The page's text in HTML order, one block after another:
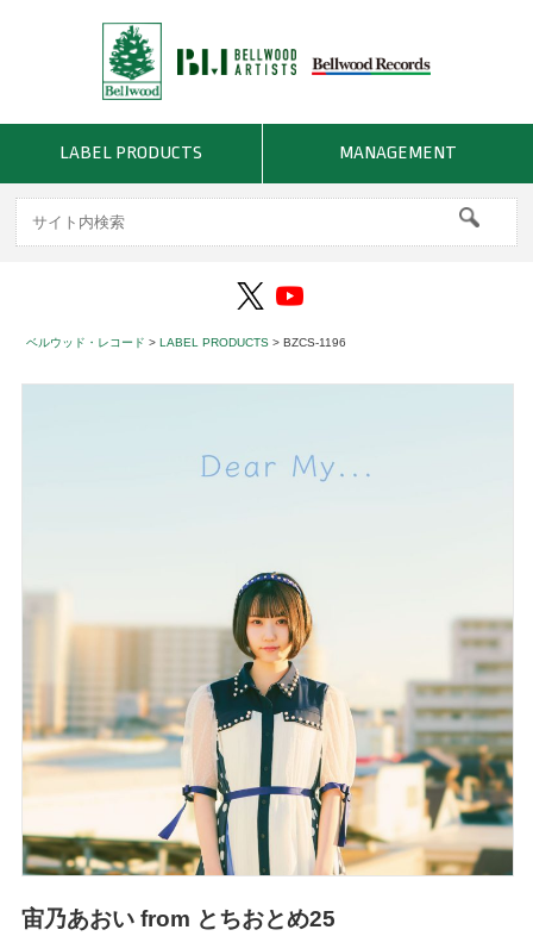
LABEL PRODUCTS MANAGEMENT
ベルウッド・レコード >LABEL PRODUCTS >BZCS-1196
宙乃あおい from とちおとめ25